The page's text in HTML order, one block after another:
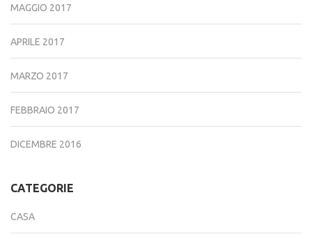
MAGGIO 2017
APRILE 2017
MARZO 2017
FEBBRAIO 2017
DICEMBRE 2016
CATEGORIE
CASA